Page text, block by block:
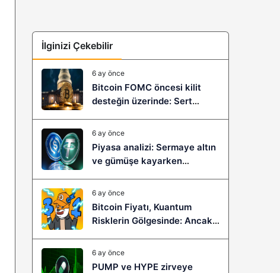
İlginizi Çekebilir
6 ay önce
Bitcoin FOMC öncesi kilit
desteğin üzerinde: Sert
geliyor?
6 ay önce
Piyasa analizi: Sermaye altın
ve gümüşe kayarken
6 ay önce
Bitcoin Fiyatı, Kuantum
Risklerin Gölgesinde: Ancak
Sıçramaya Yaşayabilir!
6 ay önce
PUMP ve HYPE zirveye